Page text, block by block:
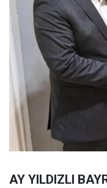
AY YILDIZLI